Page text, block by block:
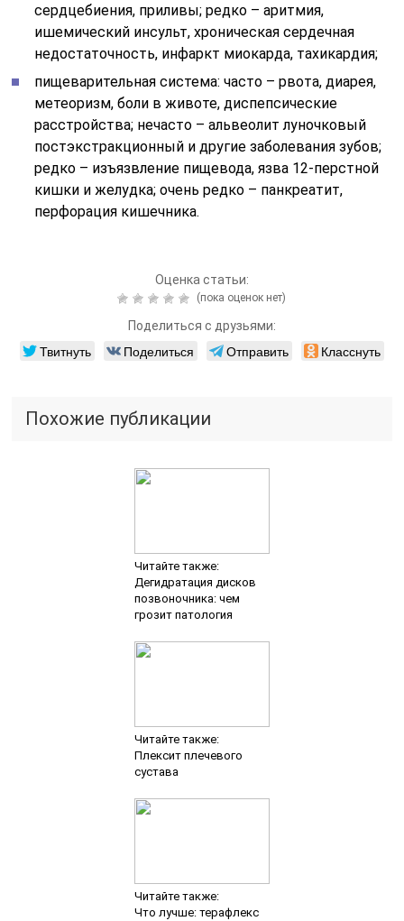
сердцебиения, приливы; редко – аритмия,
ишемический инсульт, хроническая сердечная
недостаточность, инфаркт миокарда, тахикардия;
пищеварительная система: часто – рвота, диарея,
метеоризм, боли в животе, диспепсические
расстройства; нечасто – альвеолит луночковый
постэкстракционный и другие заболевания зубов;
редко – изъязвление пищевода, язва 12-перстной
кишки и желудка; очень редко – панкреатит,
перфорация кишечника.
Оценка статьи:
(пока оценок нет)
Поделиться с друзьями:
Твитнуть Поделиться Отправить Класснуть
Похожие публикации
Читайте также:
Дегидратация дисков
позвоночника: чем
грозит патология
Читайте также:
Плексит плечевого
сустава
Читайте также:
Что лучше: терафлекс